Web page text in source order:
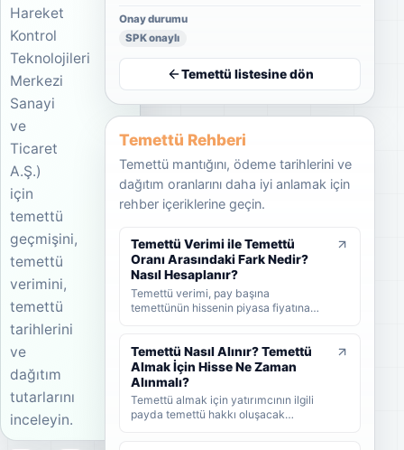
Hareket
Kontrol
Teknolojileri
Merkezi
Sanayi
ve
Ticaret
A.Ş.)
için
temettü
geçmişini,
temettü
verimini,
temettü
tarihlerini
ve
dağıtım
tutarlarını
inceleyin.
Onay durumu
SPK onaylı
Temettü listesine dön
Temettü Rehberi
Temettü mantığını, ödeme tarihlerini ve
dağıtım oranlarını daha iyi anlamak için
rehber içeriklerine geçin.
Temettü Verimi ile Temettü
Oranı Arasındaki Fark Nedir?
Nasıl Hesaplanır?
Temettü verimi, pay başına
temettünün hissenin piyasa fiyatına
dağıtıldığını gösterir. KAP'ta görülen
kâr payı oranı ise çoğunlukla 1 TL
nominal değere göre hesaplanan ayrı
bir yüzdedir. Bu rehberde temettü
verimi, dağıtım oranı ve KAP temettü
oranı arasındaki farkları formüller ve
Temettü Nasıl Alınır? Temettü
Almak İçin Hisse Ne Zaman
Alınmalı?
Temettü almak için yatırımcının ilgili
payda temettü hakkı oluşacak